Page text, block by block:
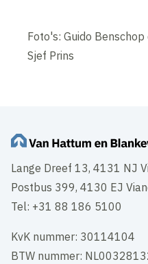
Foto's: Guido
Sjef Prins
Lange Dreef 13, 4131 NJ
Postbus 399, 4130 EJ
Tel: +31 88 186 5100
KvK nummer: 30114104
BTW nummer: